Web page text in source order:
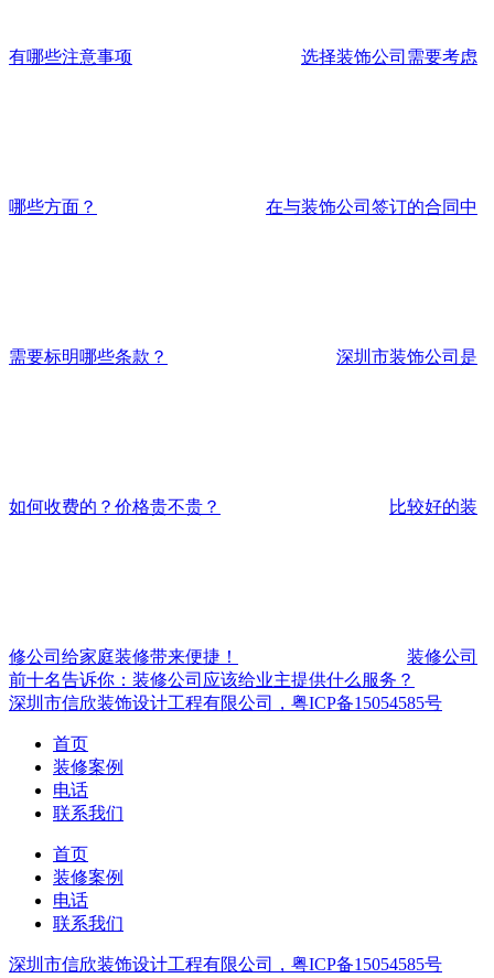
有哪些注意事项 选择装饰公司需要考虑
哪些方面？ 在与装饰公司签订的合同中
需要标明哪些条款？ 深圳市装饰公司是
如何收费的？价格贵不贵？ 比较好的装
修公司给家庭装修带来便捷！
装修公司
前十名告诉你：装修公司应该给业主提供什么服务？
深圳市信欣装饰设计工程有限公司，粤ICP备15054585号
首页
装修案例
电话
联系我们
首页
装修案例
电话
联系我们
深圳市信欣装饰设计工程有限公司，粤ICP备15054585号